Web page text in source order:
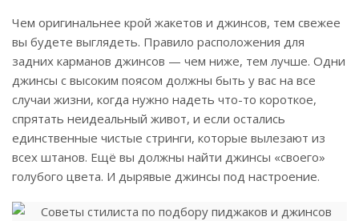
Чем оригинальнее крой жакетов и джинсов, тем свежее
вы будете выглядеть. Правило расположения для
задних карманов джинсов — чем ниже, тем лучше. Одни
джинсы с высоким поясом должны быть у вас на все
случаи жизни, когда нужно надеть что-то короткое,
спрятать неидеальный живот, и если остались
единственные чистые стринги, которые вылезают из
всех штанов. Ещё вы должны найти джинсы «своего»
голубого цвета. И дырявые джинсы под настроение.